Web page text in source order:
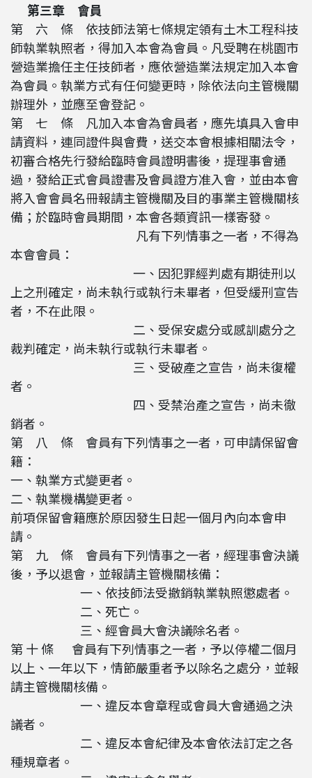
第三章 會員
第 六 條 依技師法第七條規定領有土木工程科技
師執業執照者，得加入本會為會員。凡受聘在桃園市
營造業擔任主任技師者，應依營造業法規定加入本會
為會員。執業方式有任何變更時，除依法向主管機關
辦理外，並應至會登記。
第 七 條 凡加入本會為會員者，應先填具入會申
請資料，連同證件與會費，送交本會根據相關法令，
初審合格先行發給臨時會員證明書後，提理事會通
過，發給正式會員證書及會員證方准入會，並由本會
將入會會員名冊報請主管機關及目的事業主管機關核
備；於臨時會員期間，本會各類資訊一樣寄發。
凡有下列情事之一者，不得為
本會會員：
一、因犯罪經判處有期徒刑以
上之刑確定，尚未執行或執行未畢者，但受緩刑宣告
者，不在此限。
二、受保安處分或感訓處分之
裁判確定，尚未執行或執行未畢者。
三、受破產之宣告，尚未復權
者。
四、受禁治產之宣告，尚未徹
銷者。
第 八 條 會員有下列情事之一者，可申請保留會
籍：
一、執業方式變更者。
二、執業機構變更者。
前項保留會籍應於原因發生日起一個月內向本會申
請。
第 九 條 會員有下列情事之一者，經理事會決議
後，予以退會，並報請主管機關核備：
一、依技師法受撤銷執業執照懲處者。
二、死亡。
三、經會員大會決議除名者。
第 十 條 會員有下列情事之一者，予以停權二個月
以上、一年以下，情節嚴重者予以除名之處分，並報
請主管機關核備。
一、違反本會章程或會員大會通過之決
議者。
二、違反本會紀律及本會依法訂定之各
種規章者。